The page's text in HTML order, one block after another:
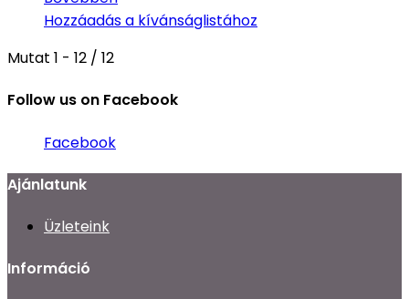
Hozzáadás a kívánságlistához
Mutat 1 - 12 / 12
Follow us on Facebook
Facebook
Ajánlatunk
Üzleteink
Információ